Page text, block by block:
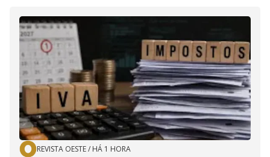
REVISTA OESTE/ HÁ 1 HORA